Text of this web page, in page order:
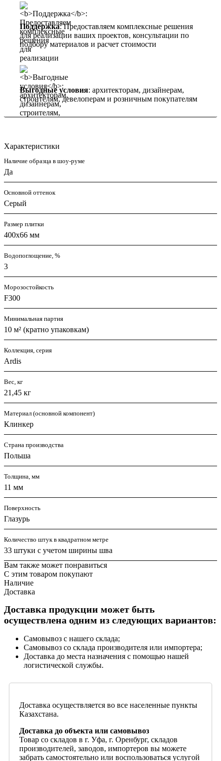
Поддержка: Предоставляем комплексные решения
для реализации ваших проектов, консультации по
подбору материалов и расчет стоимости
Выгодные условия: архитекторам, дизайнерам,
строителям, девелоперам и розничным покупателям
Характеристики
Наличие образца в шоу-руме
Да
Основной оттенок
Серый
Размер плитки
400х66 мм
Водопоглощение, %
3
Морозостойкость
F300
Минимальная партия
10 м² (кратно упаковкам)
Коллекция, серия
Ardis
Вес, кг
21,45 кг
Материал (основной компонент)
Клинкер
Страна производства
Польша
Толщина, мм
11 мм
Поверхность
Глазурь
Количество штук в квадратном метре
33 штуки с учетом ширины шва
Вам также может понравиться
С этим товаром покупают
Наличие
Доставка
Доставка продукции может быть
осуществлена одним из следующих вариантов:
Самовывоз с нашего склада;
Самовывоз со склада производителя или импортера;
Доставка до места назначения с помощью нашей
логистической службы.
Доставка осуществляется во все населенные пункты
Казахстана.
Доставка до объекта или самовывоз
Товар со складов в г. Уфа, г. Оренбург, складов
производителей, заводов, импортеров вы можете
забрать самостоятельно или воспользоваться услугой